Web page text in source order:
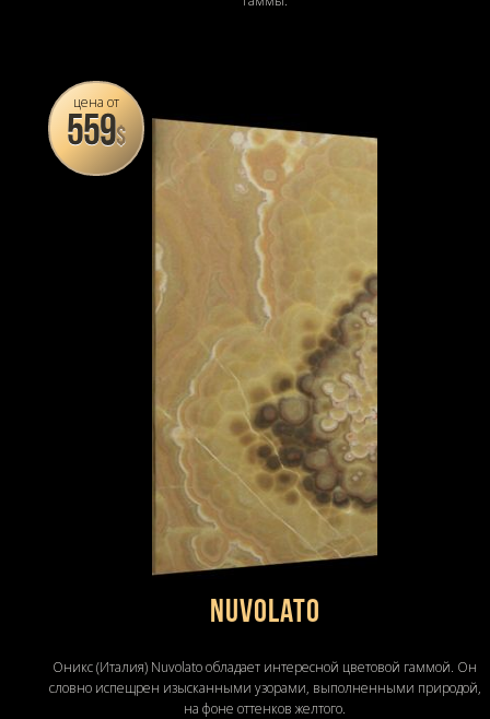
цена от
559$
Nuvolato
Оникс (Италия) Nuvolato обладает интересной цветовой гаммой. Он
словно испещрен изысканными узорами, выполненными природой,
на фоне оттенков желтого.